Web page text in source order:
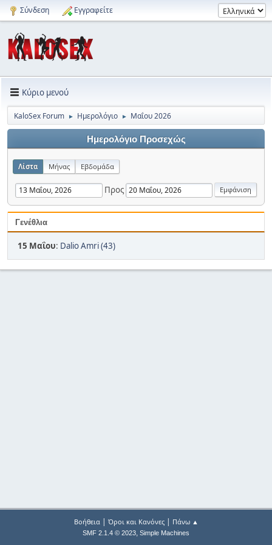
Σύνδεση Εγγραφείτε
Κύριο μενού
KaloSex Forum ► Ημερολόγιο ► Μαΐου 2026
Ημερολόγιο Προσεχώς
Λίστα Μήνας Εβδομάδα
Προς
Γενέθλια
15 Μαΐου: Dalio Amri (43)
Βοήθεια| Όροι και Κανόνες| Πάνω ▲
SMF 2.1.4 © 2023, Simple Machines